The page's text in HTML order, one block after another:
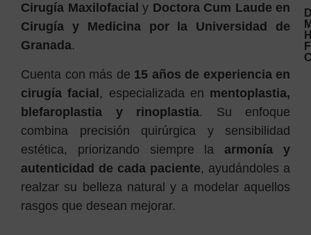
Cirugía Maxilofacial y Doctora Cum Laude en
Cirugía y Medicina por la Universidad de
Granada.
Cuenta con más de 15 años de experiencia en
cirugía facial, especializada en mentoplastia,
blefaroplastia y rinoplastia. Su enfoque
combina precisión quirúrgica y sensibilidad
estética, priorizando siempre laarmonía y
autenticidad de cada paciente, ayudándoles a
realzar su belleza natural y a modelar aquellos
rasgos que desean mejorar.